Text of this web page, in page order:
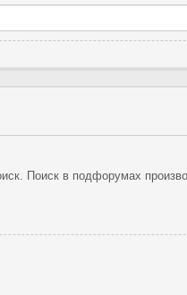
Поиск в подфорумах